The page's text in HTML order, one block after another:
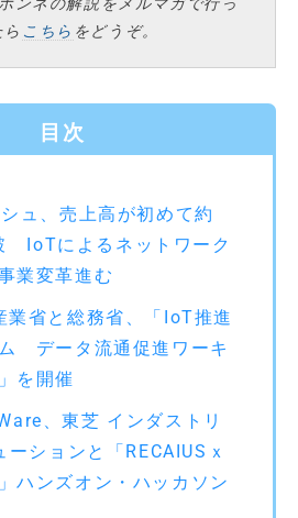
こちら をどうぞ。
目次
ュ、売上高が初めて約
IoTによるネットワーク
業変革進む
業省と総務省、「IoT推進
データ流通促進ワーキ
を開催
、東芝 インダストリ
ションと「RECAIUSｘ
ハンズオン・ハッカソン